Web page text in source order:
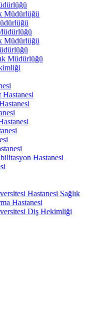
Müdürlüğü
Müdürlüğü
Müdürlüğü
Hastanesi
Hastanesi
Hastanesi Sağlık
Hastanesi
Diş Hekimliği